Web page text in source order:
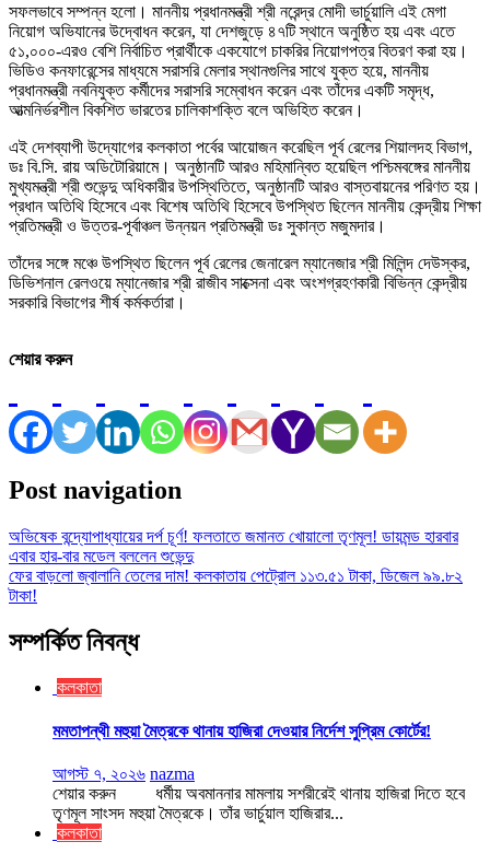
সফলভাবে সম্পন্ন হলো। মাননীয় প্রধানমন্ত্রী শ্রী নরেন্দ্র মোদী ভার্চুয়ালি এই মেগা
নিয়োগ অভিযানের উদ্বোধন করেন, যা দেশজুড়ে ৪৭টি স্থানে অনুষ্ঠিত হয় এবং এতে
৫১,০০০-এরও বেশি নির্বাচিত প্রার্থীকে একযোগে চাকরির নিয়োগপত্র বিতরণ করা হয়।
ভিডিও কনফারেন্সের মাধ্যমে সরাসরি মেলার স্থানগুলির সাথে যুক্ত হয়ে, মাননীয়
প্রধানমন্ত্রী নবনিযুক্ত কর্মীদের সরাসরি সম্বোধন করেন এবং তাঁদের একটি সমৃদ্ধ,
আত্মনির্ভরশীল বিকশিত ভারতের চালিকাশক্তি বলে অভিহিত করেন।
এই দেশব্যাপী উদ্যোগের কলকাতা পর্বের আয়োজন করেছিল পূর্ব রেলের শিয়ালদহ বিভাগ,
ডঃ বি.সি. রায় অডিটোরিয়ামে। অনুষ্ঠানটি আরও মহিমান্বিত হয়েছিল পশ্চিমবঙ্গের মাননীয়
মুখ্যমন্ত্রী শ্রী শুভেন্দু অধিকারীর উপস্থিতিতে, অনুষ্ঠানটি আরও বাস্তবায়নের পরিণত হয়।
প্রধান অতিথি হিসেবে এবং বিশেষ অতিথি হিসেবে উপস্থিত ছিলেন মাননীয় কেন্দ্রীয় শিক্ষা
প্রতিমন্ত্রী ও উত্তর-পূর্বাঞ্চল উন্নয়ন প্রতিমন্ত্রী ডঃ সুকান্ত মজুমদার।
তাঁদের সঙ্গে মঞ্চে উপস্থিত ছিলেন পূর্ব রেলের জেনারেল ম্যানেজার শ্রী মিলিন্দ দেউস্কর,
ডিভিশনাল রেলওয়ে ম্যানেজার শ্রী রাজীব সাক্সেনা এবং অংশগ্রহণকারী বিভিন্ন কেন্দ্রীয়
সরকারি বিভাগের শীর্ষ কর্মকর্তারা।
শেয়ার করুন
Post navigation
অভিষেক বন্দ্যোপাধ্যায়ের দর্প চূর্ণ! ফলতাতে জমানত খোয়ালো তৃণমূল! ডায়মন্ড হারবার
এবার হার-বার মডেল বললেন শুভেন্দু
ফের বাড়লো জ্বালানি তেলের দাম! কলকাতায় পেট্রোল ১১৩.৫১ টাকা, ডিজেল ৯৯.৮২
টাকা!
সম্পর্কিত নিবন্ধ
কলকাতা
মমতাপন্থী মহুয়া মৈত্রকে থানায় হাজিরা দেওয়ার নির্দেশ সুপ্রিম কোর্টের!
আগস্ট ৭, ২০২৬ nazma
শেয়ার করুন ধর্মীয় অবমাননার মামলায় সশরীরেই থানায় হাজিরা দিতে হবে
তৃণমূল সাংসদ মহুয়া মৈত্রকে। তাঁর ভার্চুয়াল হাজিরার...
কলকাতা